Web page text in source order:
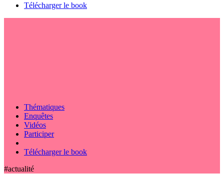
Télécharger le book
Thématiques
Enquêtes
Vidéos
Participer
Télécharger le book
#actualité